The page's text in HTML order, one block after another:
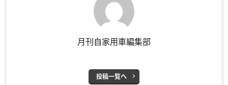
月刊自家用車編集部
投稿一覧へ